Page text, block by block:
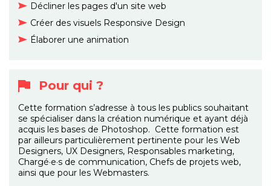
Décliner les pages d'un site web
Créer des visuels Responsive Design
Élaborer une animation
Pour qui ?
Cette formation s’adresse à tous les publics souhaitant
se spécialiser dans la création numérique et ayant déjà
acquis les bases de Photoshop. Cette formation est
par ailleurs particulièrement pertinente pour les Web
Designers, UX Designers, Responsables marketing,
Chargé·e·s de communication, Chefs de projets web,
ainsi que pour les Webmasters.